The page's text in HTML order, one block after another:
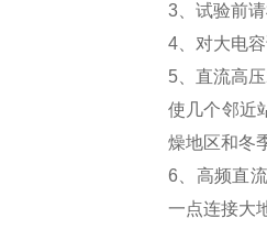
3、试验前
4、对大电
5、直流高
使几个邻近
燥地区和冬
6、高频直
一点连接大